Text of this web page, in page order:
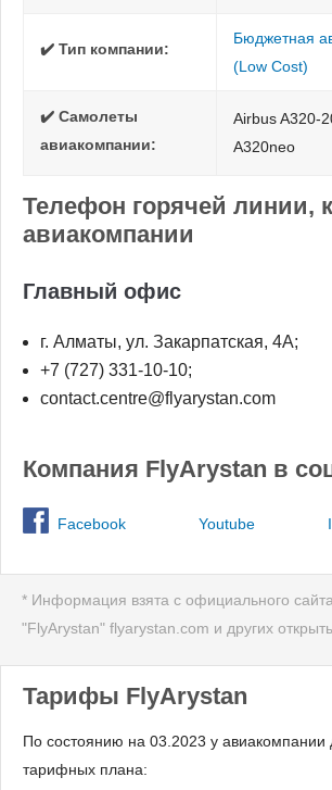
✔️ Тип компании:
Бюджетная
(Low Cost)
✔️ Самолеты
авиакомпании:
Airbus A320-
A320neo
Телефон горячей линии,
авиакомпании
Главный офис
г. Алматы, ул. Закарпатская, 4А;
+7 (727) 331-10-10;
contact.centre@flyarystan.com
Компания FlyArystan в
Facebook Youtube
* Информация взята с официального
"FlyArystan" flyarystan.com и других
Тарифы FlyArystan
По состоянию на 03.2023 у авиакомпании
тарифных плана: